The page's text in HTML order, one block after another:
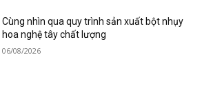
Cùng nhìn qua quy trình sản xuất bột nhụy
hoa nghệ tây chất lượng
06/08/2026